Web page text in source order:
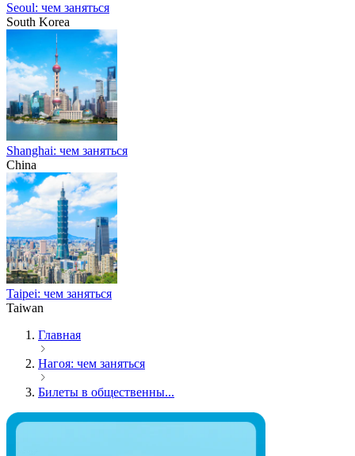
Seoul: чем заняться
South Korea
Shanghai: чем заняться
China
Taipei: чем заняться
Taiwan
Главная
Нагоя: чем заняться
Билеты в общественны...